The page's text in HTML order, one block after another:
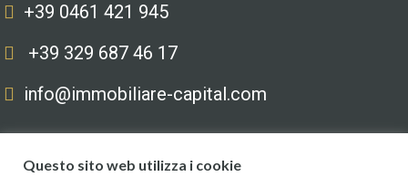
+39 0461 421 945
+39 329 687 46 17
info@immobiliare-capital.com
Questo sito web utilizza i cookie